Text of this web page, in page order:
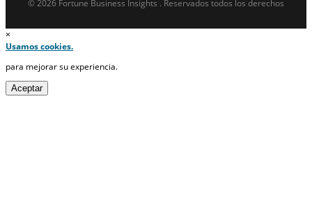
© 2026 Fortune Business Insights . Reservados todos los derechos
×
Usamos cookies.
para mejorar su experiencia.
Aceptar